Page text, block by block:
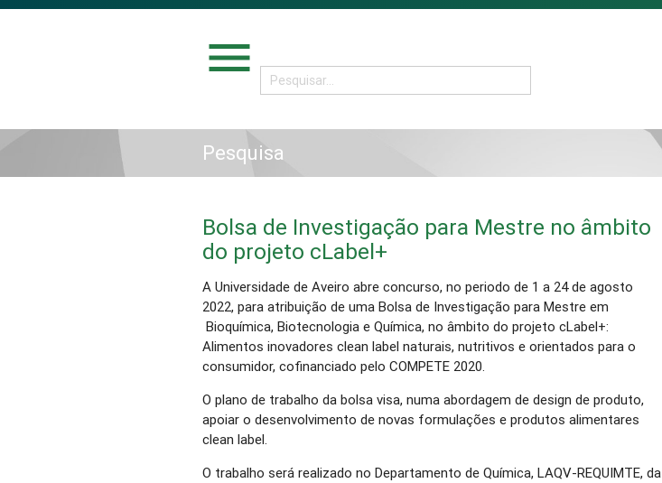
menu
Pesquisa
Bolsa de Investigação para Mestre no âmbito
do projeto cLabel+
A Universidade de Aveiro abre concurso, no periodo de 1 a 24 de agosto
2022, para atribuição de uma Bolsa de Investigação para Mestre em
Bioquímica, Biotecnologia e Química, no âmbito do projeto cLabel+:
Alimentos inovadores clean label naturais, nutritivos e orientados para o
consumidor, cofinanciado pelo COMPETE 2020.
O plano de trabalho da bolsa visa, numa abordagem de design de produto,
apoiar o desenvolvimento de novas formulações e produtos alimentares
clean label.
O trabalho será realizado no Departamento de Química, LAQV-REQUIMTE, da